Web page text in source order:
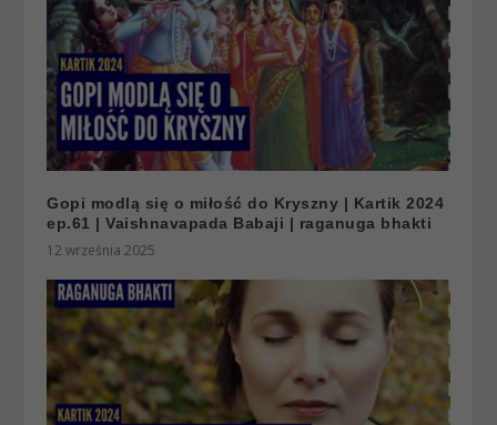
Gopi modlą się o miłość do Kryszny | Kartik 2024
ep.61 | Vaishnavapada Babaji | raganuga bhakti
12 września 2025